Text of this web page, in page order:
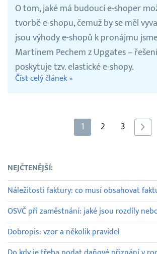
O tom, jaké má budoucí e-shoper
tvorbě e-shopu, čemuž by se měl
jsou výhody e-shopů k pronájmu
Martinem Pechem z Upgates –
poskytuje tzv. elastické e-shopy.
Číst celý článek »
1 2 3
NEJČTENĚJŠÍ:
Náležitosti faktury: co musí obsahovat
OSVČ při zaměstnání: jaké jsou rozdíly
Dobropis: vzor a několik pravidel